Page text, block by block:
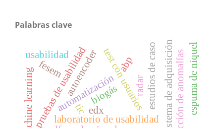
Palabras clave
laboratorio de usabilidad
pruebas de usabilidad test con usuarios
usabilidad sistema de adquisición
automatización
biogás detección de anomalías
autoencoder
machine learning
abp estudios de caso espuma de níquel
fesem
edx
tic
radar